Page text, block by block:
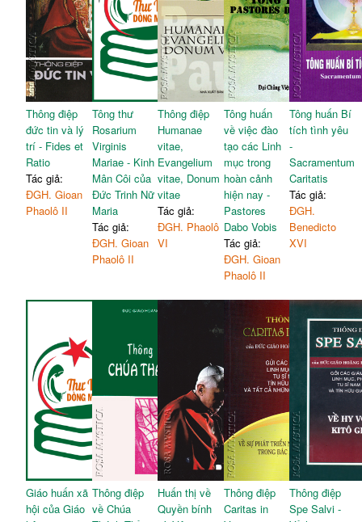
Thông điệp
đức tin và lý
trí - Fides et
Ratio
Tác giả:
ĐGH. Gioan
Phaolô II
Tông thư
Rosarium
Virginis
Mariae - Kinh
Mân Côi của
Đức Trinh Nữ
Maria
Tác giả:
ĐGH. Gioan
Phaolô II
Thông điệp
Humanae
vitae,
Evangelium
vitae, Donum
vitae
Tác giả:
ĐGH. Phaolô
VI
Tông huấn
về việc đào
tạo các Linh
mục trong
hoàn cảnh
hiện nay -
Pastores
Dabo Vobis
Tác giả:
ĐGH. Gioan
Phaolô II
Tông huấn Bí
tích tình yêu
-
Sacramentum
Caritatis
Tác giả:
ĐGH.
Benedicto
XVI
Giáo huấn xã
hội của Giáo
Thông điệp
về Chúa
Huấn thị về
Quyền bính
Thông điệp
Caritas in
Thông điệp
Spe Salvi -